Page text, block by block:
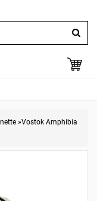
»Vostok Amphibia